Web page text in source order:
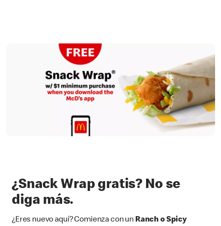
¿Snack Wrap gratis? No se
diga más.
¿Eres nuevo aquí? Comienza con un Ranch o Spicy